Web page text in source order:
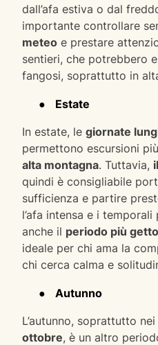
dall’afa estiva o dal
importante controllare
meteo e prestare
sentieri, che potrebbero
fangosi, soprattutto in
●
Estate
In estate, le giornate
permettono escursioni
alta montagna. Tuttavia,
quindi è consigliabile
sufficienza e partire
l’afa intensa e i temporali
anche il periodo più
ideale per chi ama la
chi cerca calma e
●
Autunno
L’autunno, soprattutto
ottobre, è un altro